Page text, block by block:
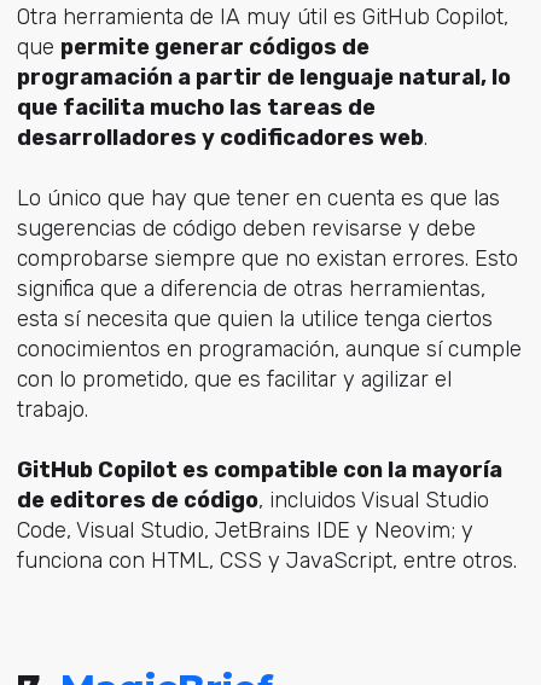
Otra herramienta de IA muy útil es GitHub Copilot,
que permite generar códigos de
programación a partir de lenguaje natural, lo
que facilita mucho las tareas de
desarrolladores y codificadores web.
Lo único que hay que tener en cuenta es que las
sugerencias de código deben revisarse y debe
comprobarse siempre que no existan errores. Esto
significa que a diferencia de otras herramientas,
esta sí necesita que quien la utilice tenga ciertos
conocimientos en programación, aunque sí cumple
con lo prometido, que es facilitar y agilizar el
trabajo.
GitHub Copilot es compatible con la mayoría
de editores de código, incluidos Visual Studio
Code, Visual Studio, JetBrains IDE y Neovim; y
funciona con HTML, CSS y JavaScript, entre otros.